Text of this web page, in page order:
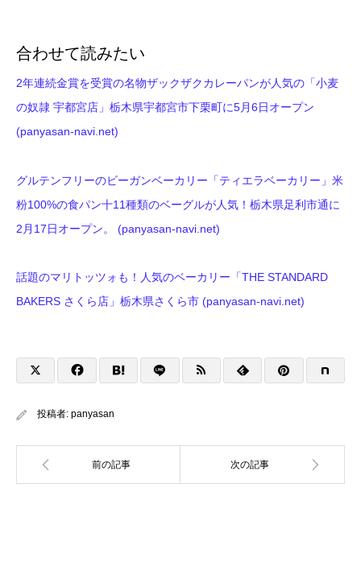
合わせて読みたい
2年連続金賞を受賞の名物ザックザクカレーパンが人気の「小麦
の奴隷 宇都宮店」栃木県宇都宮市下栗町に5月6日オープン
(panyasan-navi.net)
グルテンフリーのビーガンベーカリー「ティエラベーカリー」米
粉100%の食パン十11種類のベーグルが人気！栃木県足利市通に
2月17日オープン。 (panyasan-navi.net)
話題のマリトッツォも！人気のベーカリー「THE STANDARD
BAKERS さくら店」栃木県さくら市 (panyasan-navi.net)
投稿者: panyasan